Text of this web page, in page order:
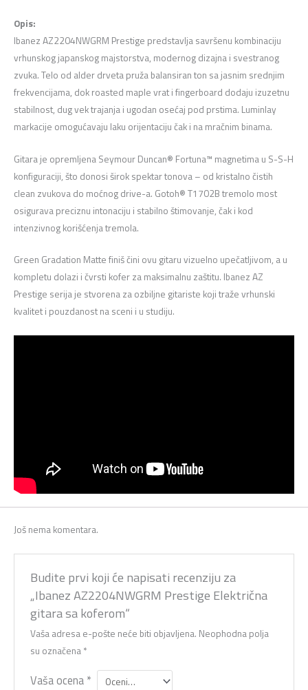
Opis:
Ibanez AZ2204NWGRM Prestige predstavlja savršenu kombinaciju
vrhunskog japanskog majstorstva, modernog dizajna i svestranog
zvuka. Telo od alder drveta pruža balansiran ton sa jasnim srednjim
frekvencijama, dok roasted maple vrat i fingerboard dodaju izuzetnu
stabilnost, dug vek trajanja i ugodan osećaj pod prstima. Luminlay
markacije omogućavaju laku orijentaciju čak i na mračnim binama.
Gitara je opremljena Seymour Duncan® Fortuna™ magnetima u S-S-H
konfiguraciji, što donosi širok spektar tonova – od kristalno čistih
clean zvukova do moćnog drive-a. Gotoh® T1702B tremolo most
osigurava preciznu intonaciju i stabilno štimovanje, čak i kod
intenzivnog korišćenja tremola.
Green Gradation Matte finiš čini ovu gitaru vizuelno upečatljivom, a u
kompletu dolazi i čvrsti kofer za maksimalnu zaštitu. Ibanez AZ
Prestige serija je stvorena za ozbiljne gitariste koji traže vrhunski
kvalitet i pouzdanost na sceni i u studiju.
Još nema komentara.
Budite prvi koji će napisati recenziju za
„Ibanez AZ2204NWGRM Prestige Električna
gitara sa koferom“
Vaša adresa e-pošte neće biti objavljena. Neophodna polja
su označena *
Vaša ocena *